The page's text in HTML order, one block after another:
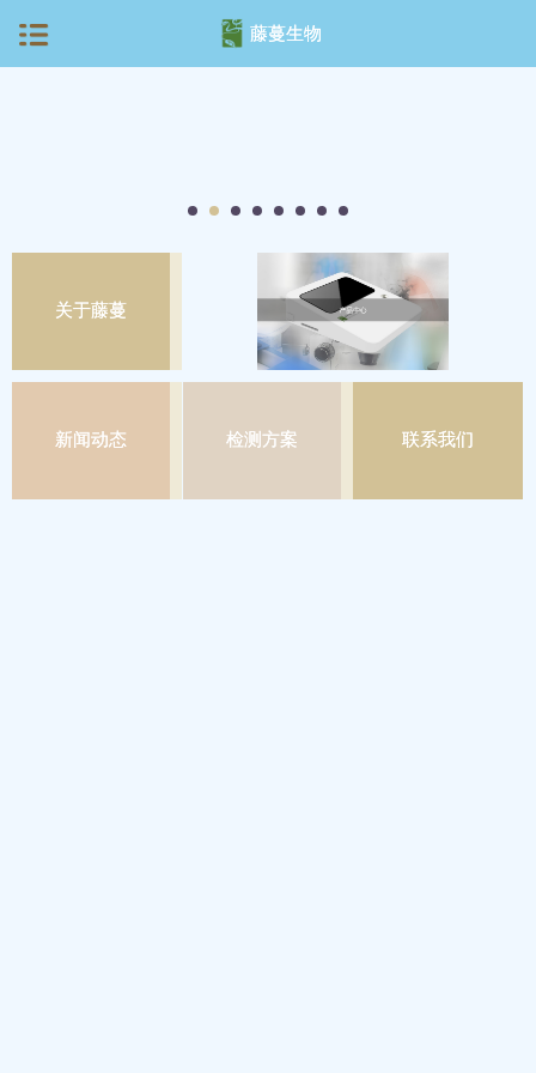
藤蔓生物
关于藤蔓
新闻动态 检测方案 联系我们